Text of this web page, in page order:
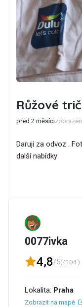
Růžové
před 2 měsíci
Daruji za odvoz .
další nabídky
0077ivka
4,8/5(4104 )
Lokalita: Praha
Zobrazit na mapě